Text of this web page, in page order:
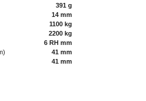
391 g
14 mm
1100 kg
2200 kg
6 RH mm
41 mm
41 mm